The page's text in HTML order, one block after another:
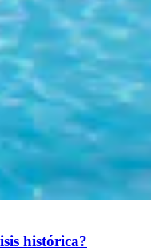
histórica?